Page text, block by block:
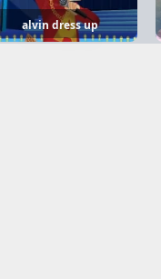
alvin dress up